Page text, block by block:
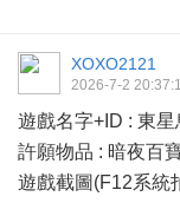
XOXO2121
2026-7-2
遊戲名字+ID : 東
許願物品 : 暗夜百
遊戲截圖(F12系統